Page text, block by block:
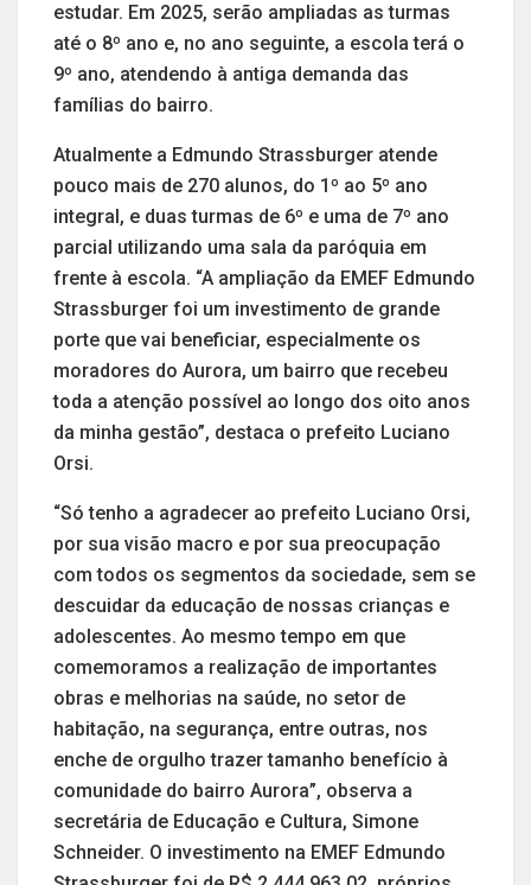
estudar. Em 2025, serão ampliadas as turmas
até o 8º ano e, no ano seguinte, a escola terá o
9º ano, atendendo à antiga demanda das
famílias do bairro.
Atualmente a Edmundo Strassburger atende
pouco mais de 270 alunos, do 1º ao 5º ano
integral, e duas turmas de 6º e uma de 7º ano
parcial utilizando uma sala da paróquia em
frente à escola. “A ampliação da EMEF Edmundo
Strassburger foi um investimento de grande
porte que vai beneficiar, especialmente os
moradores do Aurora, um bairro que recebeu
toda a atenção possível ao longo dos oito anos
da minha gestão”, destaca o prefeito Luciano
Orsi.
“Só tenho a agradecer ao prefeito Luciano Orsi,
por sua visão macro e por sua preocupação
com todos os segmentos da sociedade, sem se
descuidar da educação de nossas crianças e
adolescentes. Ao mesmo tempo em que
comemoramos a realização de importantes
obras e melhorias na saúde, no setor de
habitação, na segurança, entre outras, nos
enche de orgulho trazer tamanho benefício à
comunidade do bairro Aurora”, observa a
secretária de Educação e Cultura, Simone
Schneider. O investimento na EMEF Edmundo